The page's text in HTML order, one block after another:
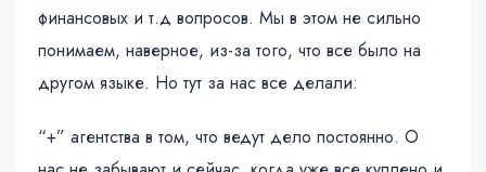
финансовых и т.д вопросов. Мы в этом не сильно
понимаем, наверное, из-за того, что все было на
другом языке. Но тут за нас все делали:
“+” агентства в том, что ведут дело постоянно. О